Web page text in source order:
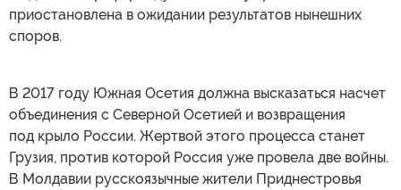
приостановлена в ожидании результатов нынешних
споров.
В 2017 году Южная Осетия должна высказаться насчет
объединения с Северной Осетией и возвращения
под крыло России. Жертвой этого процесса станет
Грузия, против которой Россия уже провела две войны.
В Молдавии русскоязычные жители Приднестровья